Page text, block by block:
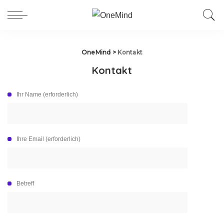
OneMind > Kontakt
Kontakt
Ihr Name (erforderlich)
Ihre Email (erforderlich)
Betreff